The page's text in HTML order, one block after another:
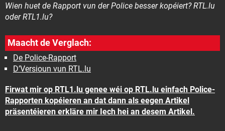
Wien huet de Rapport vun der Police besser kopéiert? RTL.lu
oder RTL1.lu?
Maacht de Verglach:
De Police-Rapport
D’Versioun vun RTL.lu
Firwat mir op RTL1.lu genee wéi op RTL.lu einfach Police-
Rapporten kopéieren an dat dann als eegen Artikel
präsentéieren erkläre mir Iech hei an desem Artikel.